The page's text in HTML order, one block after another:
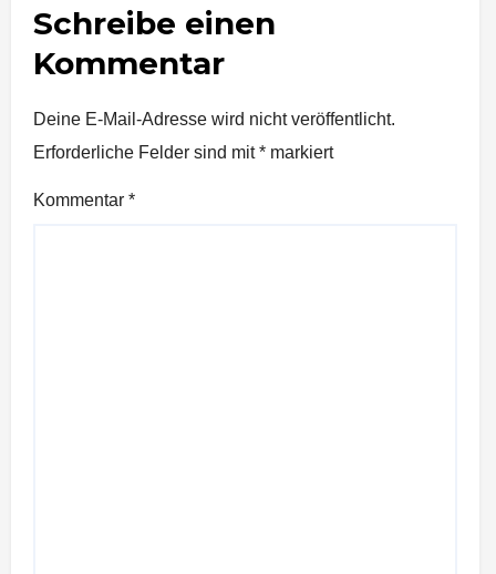
Schreibe einen
Kommentar
Deine E-Mail-Adresse wird nicht veröffentlicht.
Erforderliche Felder sind mit* markiert
Kommentar *